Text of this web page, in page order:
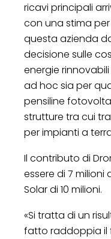
ricavi principali
con una stima per
questa azienda
decisione sulle
energie
ad hoc sia per
pensiline
strutture tra cui
per impianti a
Il contributo di
essere di 7 milioni
Solar di 10 milioni.
«Si tratta di un
fatto raddoppia il